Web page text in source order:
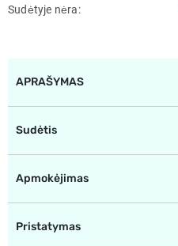
Sudėtyje nėra
APRAŠYMAS
Sudėtis
Apmokėjimas
Pristatymas